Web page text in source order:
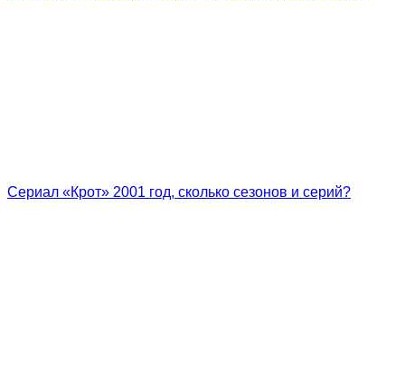
Сериал «Крот» 2001 год, сколько сезонов и серий?